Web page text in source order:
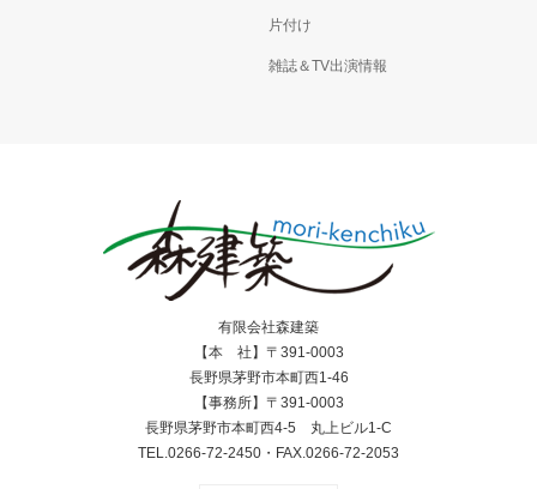
片付け
雑誌＆TV出演情報
有限会社森建築
【本 社】〒391-0003
長野県茅野市本町西1-46
【事務所】〒391-0003
長野県茅野市本町西4-5 丸上ビル1-C
TEL.0266-72-2450・FAX.0266-72-2053